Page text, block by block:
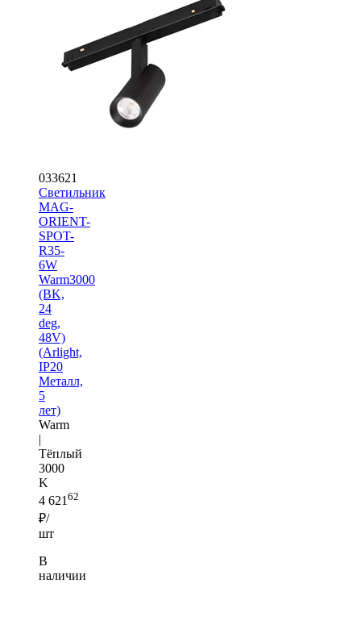
033621
Светильник
MAG-
ORIENT-
SPOT-
R35-
6W
Warm3000
(BK,
24
deg,
48V)
(Arlight,
IP20
Металл,
5
лет)
Warm
|
Тёплый
3000
K
4 62162
₽/
шт
В
наличии